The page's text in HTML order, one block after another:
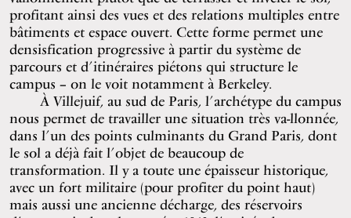
profitant ainsi des vues et des relations multiples entre
bâtiments et espace ouvert. Cette forme permet une
densisfication progressive à partir du système de
parcours et d’itinéraires piétons qui structure le
campus – on le voit notamment à Berkeley.
À Villejuif, au sud de Paris, l’archétype du campus
nous permet de travailler une situation très va-llonnée,
dans l’un des points culminants du Grand Paris, dont
le sol a déjà fait l’objet de beaucoup de
transformation. Il y a toute une épaisseur historique,
avec un fort militaire (pour profiter du point haut)
mais aussi une ancienne décharge, des réservoirs